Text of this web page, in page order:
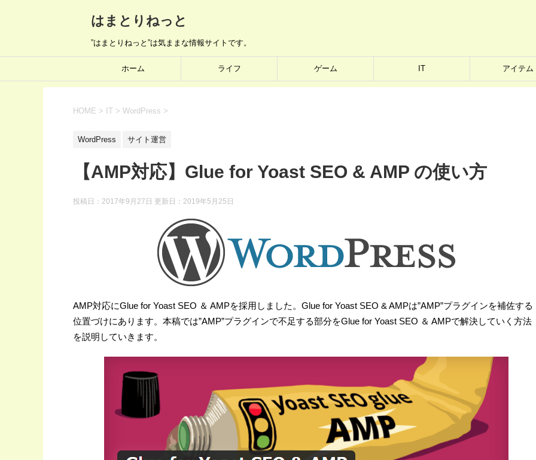
はまとりねっと
”はまとりねっと”は気ままな情報サイトです。
ホーム ライフ ゲーム IT アイテム
HOME > IT > WordPress >
WordPress サイト運営
【AMP対応】Glue for Yoast SEO & AMP の使い方
投稿日：2017年9月27日 更新日： 2019年5月25日
AMP対応にGlue for Yoast SEO ＆ AMPを採用しました。Glue for Yoast SEO & AMPは”AMP”プラグインを補佐する
位置づけにあります。本稿では”AMP”プラグインで不足する部分をGlue for Yoast SEO ＆ AMPで解決していく方法
を説明していきます。